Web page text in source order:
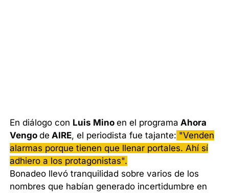
En diálogo con Luis Minoen el programa Ahora
Vengode AIRE, el periodista fue tajante: "Venden
alarmas porque tienen que llenar portales. Ahí sí
adhiero a los protagonistas".
Bonadeo llevó tranquilidad sobre varios de los
nombres que habían generado incertidumbre en